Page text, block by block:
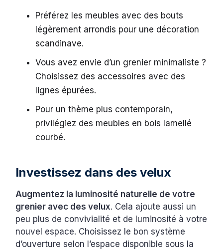
Préférez les meubles avec des bouts
légèrement arrondis pour une décoration
scandinave.
Vous avez envie d’un grenier minimaliste ?
Choisissez des accessoires avec des
lignes épurées.
Pour un thème plus contemporain,
privilégiez des meubles en bois lamellé
courbé.
Investissez dans des velux
Augmentez la luminosité naturelle de votre
grenier avec des velux. Cela ajoute aussi un
peu plus de convivialité et de luminosité à votre
nouvel espace. Choisissez le bon système
d’ouverture selon l’espace disponible sous la